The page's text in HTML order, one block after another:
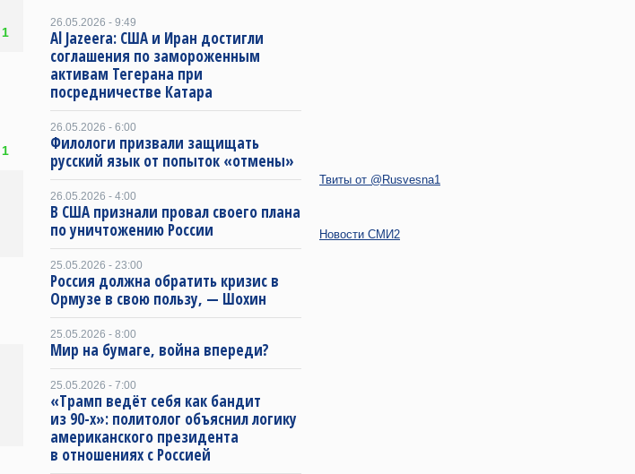
1
1
26.05.2026 - 9:49
Al Jazeera: США и Иран достигли
соглашения по замороженным
активам Тегерана при
посредничестве Катара
26.05.2026 - 6:00
Филологи призвали защищать
русский язык от попыток «отмены»
26.05.2026 - 4:00
В США признали провал своего плана
по уничтожению России
25.05.2026 - 23:00
Россия должна обратить кризис в
Ормузе в свою пользу, — Шохин
25.05.2026 - 8:00
Мир на бумаге, война впереди?
25.05.2026 - 7:00
«Трамп ведёт себя как бандит
из 90-х»: политолог объяснил логику
американского президента
в отношениях с Россией
Твиты от @Rusvesna1
Новости СМИ2